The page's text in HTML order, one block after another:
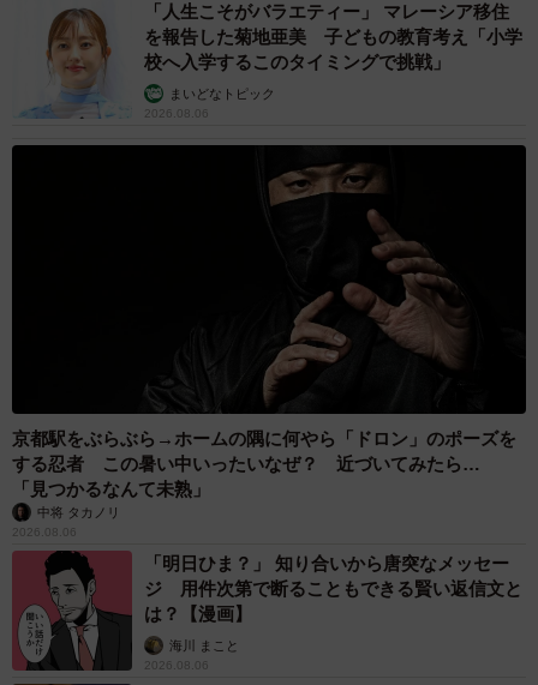
「人生こそがバラエティー」 マレーシア移住
を報告した菊地亜美 子どもの教育考え「小学
校へ入学するこのタイミングで挑戦」
まいどなトピック
2026.08.06
京都駅をぶらぶら→ホームの隅に何やら「ドロン」のポーズを
する忍者 この暑い中いったいなぜ？ 近づいてみたら…
「見つかるなんて未熟」
中将 タカノリ
2026.08.06
「明日ひま？」 知り合いから唐突なメッセー
ジ 用件次第で断ることもできる賢い返信文と
は？【漫画】
海川 まこと
2026.08.06